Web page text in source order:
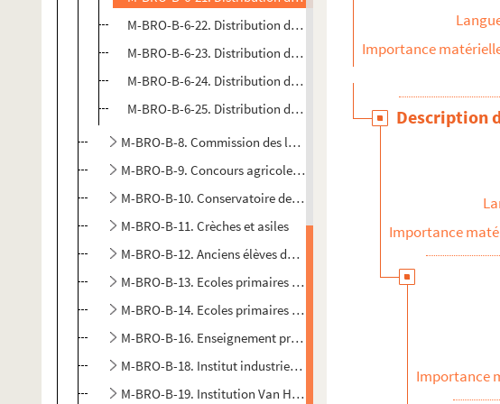
M-BRO-B-6-22. Distribution des prix de l'école Saint-Joseph
M-BRO-B-6-23. Distribution des prix de l'école Saint-Joseph
M-BRO-B-6-24. Distribution des prix de l'école Saint-Joseph
M-BRO-B-6-25. Distribution des prix de l'école Saint-Joseph
M-BRO-B-8. Commission des logements insalubres
M-BRO-B-9. Concours agricoles et hippiques, expositions canines
M-BRO-B-10. Conservatoire de musique de Lille
M-BRO-B-11. Crèches et asiles
M-BRO-B-12. Anciens élèves de l'école centrale
M-BRO-B-13. Ecoles primaires supérieures de garçons et de filles
M-BRO-B-14. Ecoles primaires supérieures de garçons et de filles
M-BRO-B-16. Enseignement primaire, instructions
M-BRO-B-18. Institut industriel de Lille, école supérieure de
M-BRO-B-19. Institution Van Hende à Lille
Importance
Description
Importance
Importance